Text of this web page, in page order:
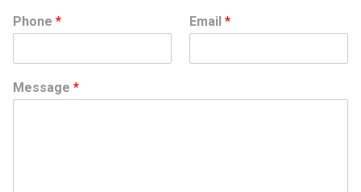
Phone * Email *
Message *